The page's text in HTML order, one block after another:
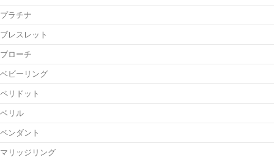
プラチナ
ブレスレット
ブローチ
ベビーリング
ペリドット
ベリル
ペンダント
マリッジリング